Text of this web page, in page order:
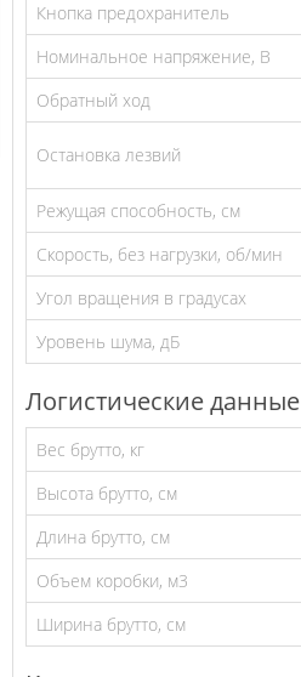
Кнопка предохранитель
Номинальное напряжение, В
Обратный ход
Остановка лезвий
Режущая способность, см
Скорость, без нагрузки, об/мин
Угол вращения в градусах
Уровень шума, дБ
Логистические данные
Вес брутто, кг
Высота брутто, см
Длина брутто, см
Объем коробки, м3
Ширина брутто, см